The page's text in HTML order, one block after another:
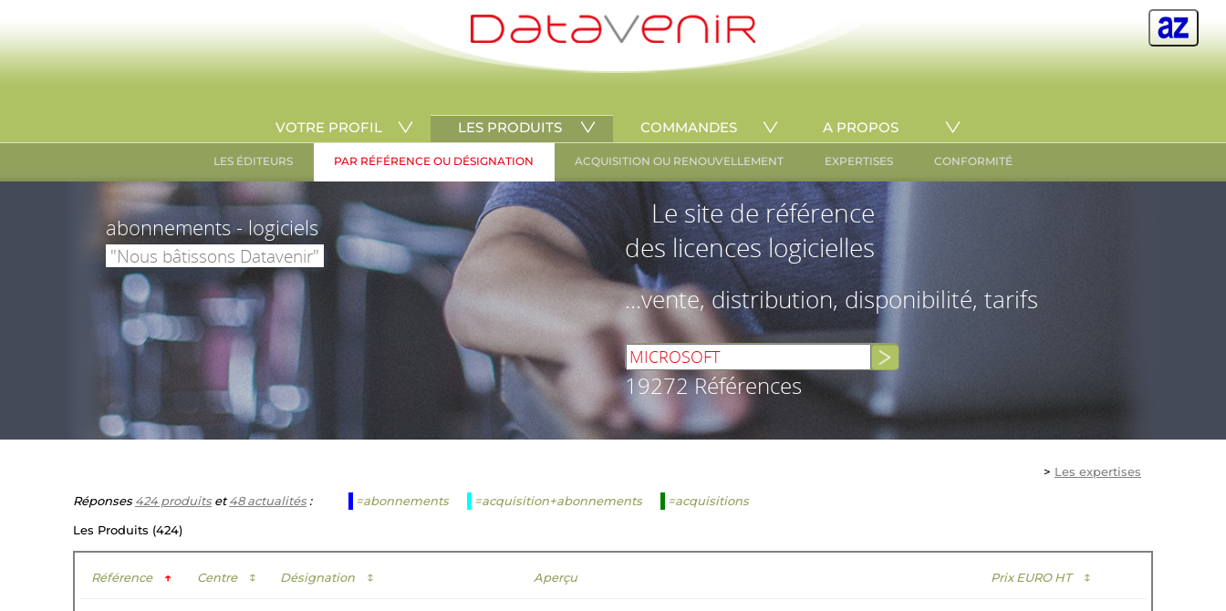
VOTRE PROFIL LES PRODUITS COMMANDES A PROPOS
LES ÉDITEURS PAR RÉFÉRENCE OU DÉSIGNATION ACQUISITION OU RENOUVELLEMENT EXPERTISES CONFORMITÉ
abonnements - logiciels
"Nous bâtissons Datavenir"
Le site de référence
des licences logicielles
...vente, distribution, disponibilité, tarifs
19272 Références
> Les expertises
Réponses424 produitset48 actualités: =abonnements =acquisition+abonnements
=acquisitions
Les Produits (424)
Référence ↑ Centre ↕ Désignation ↕ Aperçu Prix EURO HT ↕